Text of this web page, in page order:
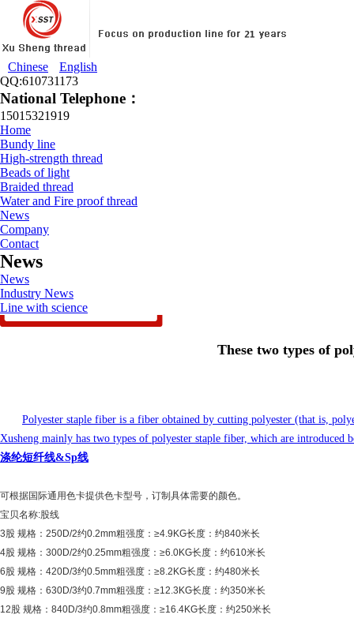
Chinese
English
QQ:610731173
National Telephone：
15015321919
Home
Bundy line
High-strength thread
Beads of light
Braided thread
Water and Fire proof thread
News
Company
Contact
News
News
Industry News
Line with science
These two types of
Polyester staple fiber is a fiber obtained by cutting polyester (that is,
Xusheng mainly has two types of polyester staple fiber, which are introduced
涤纶短纤线&Sp线
可根据国际通用色卡提供色卡型号，订制具体需要的颜色。
宝贝名称:股线
3股 规格：250D/2约0.2mm粗强度：≥4.9KG长度：约840米长
4股 规格：300D/2约0.25mm粗强度：≥6.0KG长度：约610米长
6股 规格：420D/3约0.5mm粗强度：≥8.2KG长度：约480米长
9股 规格：630D/3约0.7mm粗强度：≥12.3KG长度：约350米长
12股 规格：840D/3约0.8mm粗强度：≥16.4KG长度：约250米长